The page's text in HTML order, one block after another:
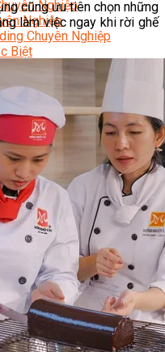
Nghiệp
Nghiệp
Chuyên Nghiệp
Biệt
Hợp
– Chuỗi Cafe
Hình Đồ Uống
Uống Thịnh Hành
Quyền
Pha Chế
Bánh
Tế
Bánh
cũng ưu tiên chọn những
làm việc ngay khi rời ghế